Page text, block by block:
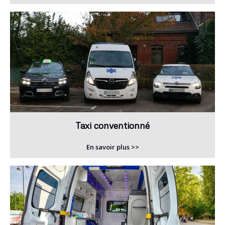
Taxi conventionné
En savoir plus >>